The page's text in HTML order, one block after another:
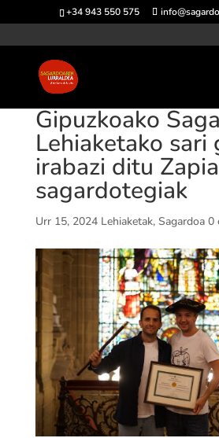
+34 943 550 575
Gipuzkoako
Lehiaketako sari
irabazi ditu
sagardotegiak
Urr 15, 2024 Lehiaketak, Sagardoa 0